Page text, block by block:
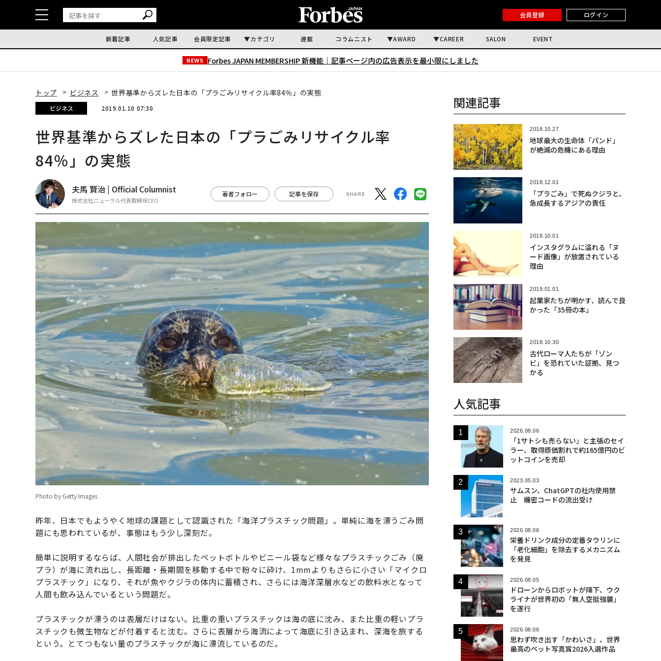
会員登録 ログイン
新着記事 人気記事 会員限定記事 カテゴリ 連載 コラムニスト AWARD CAREER SALON EVENT
NEWS Forbes JAPAN MEMBERSHIP 新機能｜ 記事ページ内の広告表示を最小限にしました
トップ ビジネス 世界基準からズレた日本の「プラごみリサイクル率84％」の実態
ビジネス 2019.01.10 07:30
世界基準からズレた日本の「プラごみリサイクル率
84％」の実態
夫馬 賢治 | Official Columnist
株式会社ニューラル代表取締役CEO
著者フォロー 記事を保存
Photo by Getty Images
昨年、日本でもようやく地球の課題として認識された「海洋プラスチック問題」。単純に海を漂うごみ問
題にも思われているが、事態はもう少し深刻だ。
簡単に説明するならば、人間社会が排出したペットボトルやビニール袋など様々なプラスチックごみ（廃
プラ）が海に流れ出し、長距離・長期間を移動する中で粉々に砕け、1mmよりもさらに小さい「マイクロ
プラスチック」になり、それが魚やクジラの体内に蓄積され、さらには海洋深層水などの飲料水となって
人間も飲み込んでいるという問題だ。
プラスチックが漂うのは表層だけはない。比重の重いプラスチックは海の底に沈み、また比重の軽いプラ
スチックも微生物などが付着すると沈む。さらに表層から海流によって海底に引き込まれ、深海を旅する
という。とてつもない量のプラスチックが海に漂流しているのだ。
関連記事
2018.10.27
地球最大の生命体「パンド」
が絶滅の危機にある理由
2018.12.01
「プラごみ」で死ぬクジラと、
急成長するアジアの責任
2018.10.01
インスタグラムに溢れる「ヌ
ード画像」が放置されている
理由
2019.01.01
起業家たちが明かす、読んで良
かった「35冊の本」
2018.10.30
古代ローマ人たちが「ゾン
ビ」を恐れていた証拠、見つ
かる
人気記事
2026.08.06
「1サトシも売らない」と主張のセイ
ラー、取得原価割れで約165億円のビ
ットコインを売却
2023.05.03
サムスン、ChatGPTの社内使用禁
止 機密コードの流出受け
2026.08.06
栄養ドリンク成分の定番タウリンに
「老化細胞」を除去するメカニズム
を発見
2026.08.05
ドローンからロボットが降下、ウク
ライナが世界初の「無人空挺強襲」
を遂行
2026.08.06
思わず吹き出す「かわいさ」、世界
最高のペット写真賞2026入選作品